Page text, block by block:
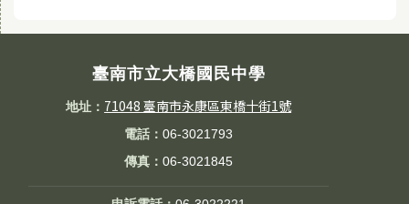
臺南市立大橋國民中學
地址： 71048 臺南市永康區東橋十街1號
電話：06-3021793
傳真：06-3021845